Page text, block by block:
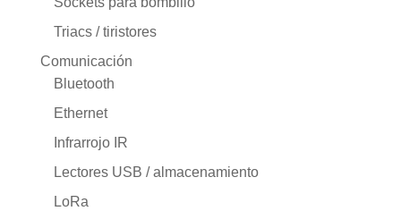
Triacs / tiristores
Comunicación
Bluetooth
Ethernet
Infrarrojo IR
Lectores USB / almacenamiento
LoRa